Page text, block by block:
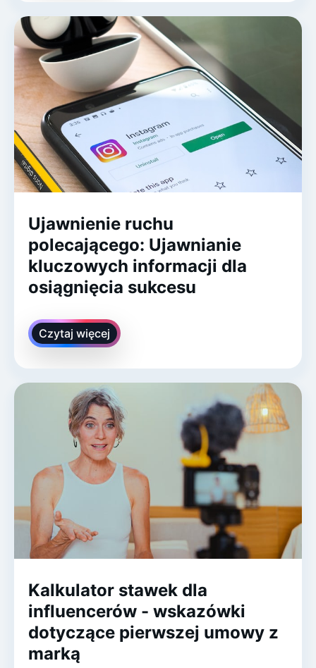
Ujawnienie ruchu
polecającego: Ujawnianie
kluczowych informacji dla
osiągnięcia sukcesu
Czytaj więcej
Kalkulator stawek dla
influencerów - wskazówki
dotyczące pierwszej umowy z
marką